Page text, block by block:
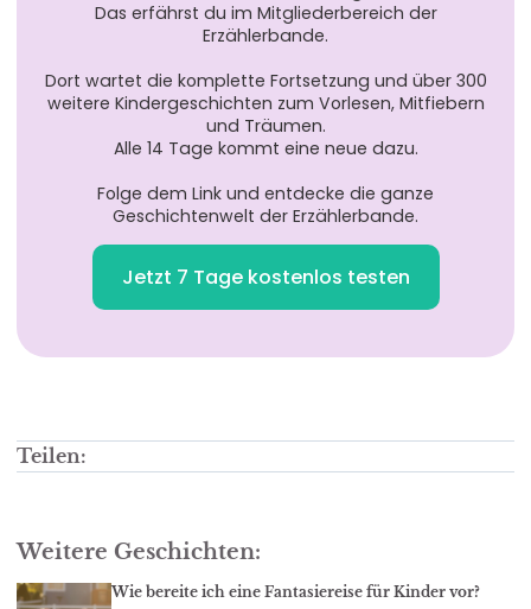
Das erfährst du im Mitgliederbereich der
Erzählerbande.
Dort wartet die komplette Fortsetzung und über 300
weitere Kindergeschichten zum Vorlesen, Mitfiebern
und Träumen.
Alle 14 Tage kommt eine neue dazu.
Folge dem Link und entdecke die ganze
Geschichtenwelt der Erzählerbande.
Jetzt 7 Tage kostenlos testen
Teilen:
Weitere Geschichten:
Wie bereite ich eine Fantasiereise für Kinder vor?